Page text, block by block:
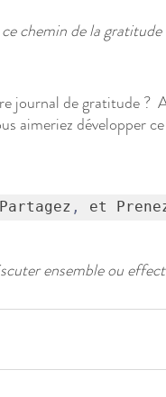
chemin de la
journal de gratitude ?
aimeriez développer
, et
ensemble ou